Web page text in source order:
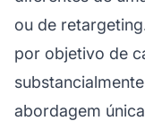
ou de
por objetivo de
abordagem